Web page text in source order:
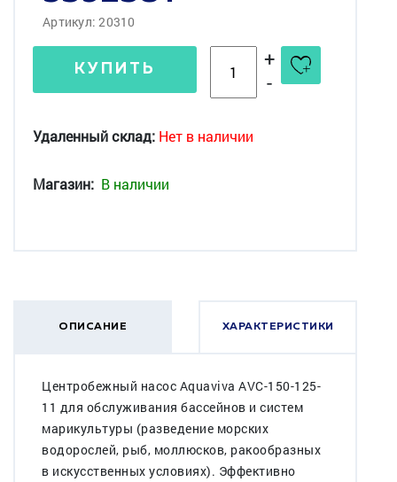
Артикул: 20310
КУПИТЬ
+
-
Удаленный склад: Нет в наличии
Магазин: В наличии
ОПИСАНИЕ ХАРАКТЕРИСТИКИ
Центробежный насос Aquaviva AVC-150-125-
11 для обслуживания бассейнов и систем
марикультуры (разведение морских
водорослей, рыб, моллюсков, ракообразных
в искусственных условиях). Эффективно